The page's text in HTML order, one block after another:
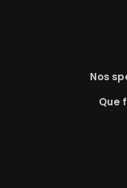
Nos
Que